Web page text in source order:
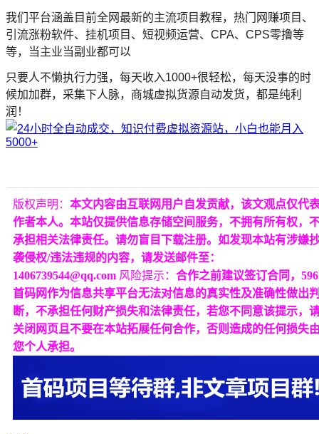
我们平台涵盖目前全网最新的主流项目教程，热门网赚项目、
引流涨粉软件、挂机项目、短视频运营、CPA、CPS零撸等
等，当主业当副业都可以
只要人不懒执行力强，每天收入1000+很轻松，每天没事的时
候加加群，采集下人脉，商城虚拟货源自动发货，都是纯利
润！
版权声明： 本文内容由互联网用户自发贡献，该文观点仅代
作者本人。本站仅提供信息存储空间服务，不拥有所有权，
承担相关法律责任。请勿盲目下载注册。如发现本站有涉嫌
袭侵权/违法违规的内容，请发送邮件至：
1406739544@qq.com 风险提示： 合作之前建议签订合同，596
首码网作为信息共享平台无法对信息的真实性及准确性做出
断，不承担任何财产损失和法律责任，若您不同意该提示，
关闭网页且不要在本站拓展任何合作，否则造成的任何损失
您个人承担。